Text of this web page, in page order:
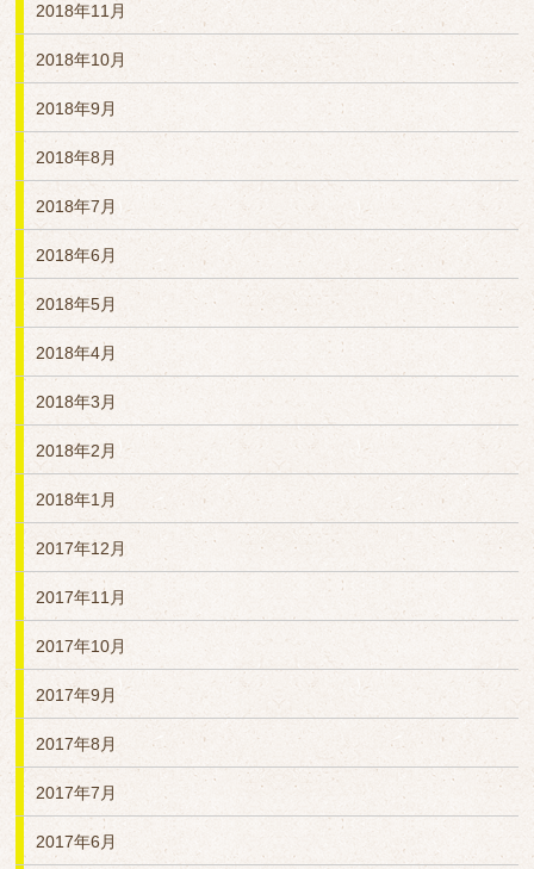
2018年11月
2018年10月
2018年9月
2018年8月
2018年7月
2018年6月
2018年5月
2018年4月
2018年3月
2018年2月
2018年1月
2017年12月
2017年11月
2017年10月
2017年9月
2017年8月
2017年7月
2017年6月